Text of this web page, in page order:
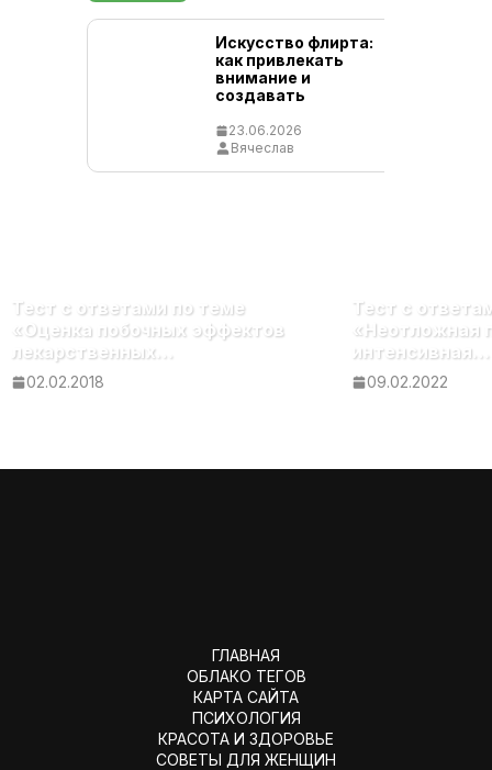
Искусство флирта:
как привлекать
внимание и
создавать
близость
23.06.2026
Вячеслав
Тест с ответами по теме
«Оценка побочных эффектов
лекарственных…
02.02.2018
Тест с
«Неотложная
интенсивная…
09.02.2022
ГЛАВНАЯ
ОБЛАКО ТЕГОВ
КАРТА САЙТА
ПСИХОЛОГИЯ
КРАСОТА И ЗДОРОВЬЕ
СОВЕТЫ ДЛЯ ЖЕНЩИН